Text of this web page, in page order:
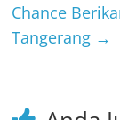
Chance
Tangerang →